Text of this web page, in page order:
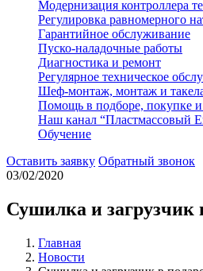
Модернизация контроллера
Регулировка равномерного
Гарантийное обслуживание
Пуско-наладочные работы
Диагностика и ремонт
Регулярное техническое
Шеф-монтаж, монтаж и
Помощь в подборе, покупке
Наш канал “Пластмассовый
Обучение
Оставить заявку Обратный звонок
03/02/2020
Сушилка и загрузчик
Главная
Новости